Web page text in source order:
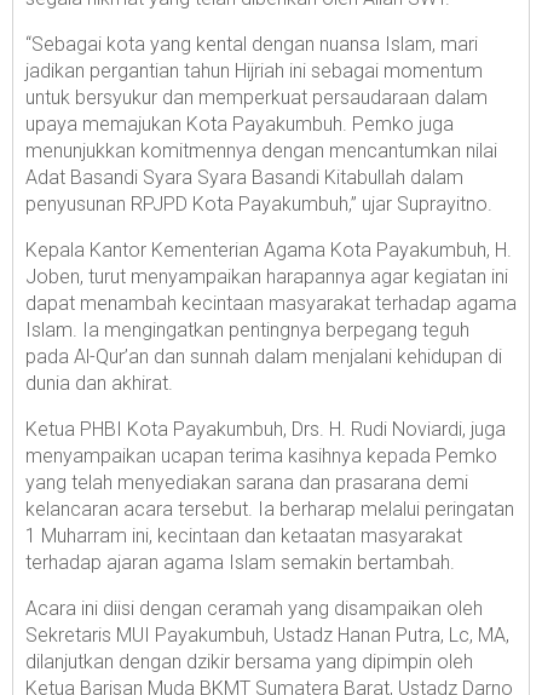
“Sebagai kota yang kental dengan nuansa Islam, mari
jadikan pergantian tahun Hijriah ini sebagai momentum
untuk bersyukur dan memperkuat persaudaraan dalam
upaya memajukan Kota Payakumbuh. Pemko juga
menunjukkan komitmennya dengan mencantumkan nilai
Adat Basandi Syara Syara Basandi Kitabullah dalam
penyusunan RPJPD Kota Payakumbuh,” ujar Suprayitno.
Kepala Kantor Kementerian Agama Kota Payakumbuh, H.
Joben, turut menyampaikan harapannya agar kegiatan ini
dapat menambah kecintaan masyarakat terhadap agama
Islam. Ia mengingatkan pentingnya berpegang teguh
pada Al-Qur’an dan sunnah dalam menjalani kehidupan di
dunia dan akhirat.
Ketua PHBI Kota Payakumbuh, Drs. H. Rudi Noviardi, juga
menyampaikan ucapan terima kasihnya kepada Pemko
yang telah menyediakan sarana dan prasarana demi
kelancaran acara tersebut. Ia berharap melalui peringatan
1 Muharram ini, kecintaan dan ketaatan masyarakat
terhadap ajaran agama Islam semakin bertambah.
Acara ini diisi dengan ceramah yang disampaikan oleh
Sekretaris MUI Payakumbuh, Ustadz Hanan Putra, Lc, MA,
dilanjutkan dengan dzikir bersama yang dipimpin oleh
Ketua Barisan Muda BKMT Sumatera Barat, Ustadz Darno